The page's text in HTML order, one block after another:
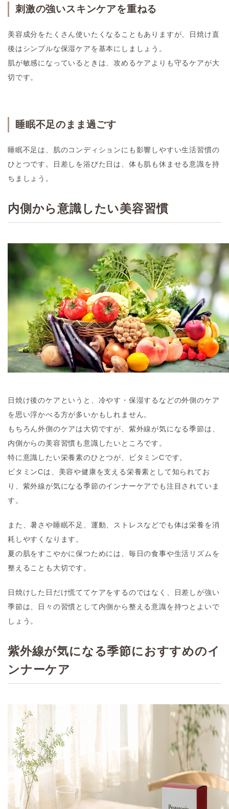
刺激の強いスキンケアを重ねる
美容成分をたくさん使いたくなることもありますが、日焼け直
後はシンプルな保湿ケアを基本にしましょう。
肌が敏感になっているときは、攻めるケアよりも守るケアが大
切です。
睡眠不足のまま過ごす
睡眠不足は、肌のコンディションにも影響しやすい生活習慣の
ひとつです。日差しを浴びた日は、体も肌も休ませる意識を持
ちましょう。
内側から意識したい美容習慣
日焼け後のケアというと、冷やす・保湿するなどの外側のケア
を思い浮かべる方が多いかもしれません。
もちろん外側のケアは大切ですが、紫外線が気になる季節は、
内側からの美容習慣も意識したいところです。
特に意識したい栄養素のひとつが、ビタミンCです。
ビタミンCは、美容や健康を支える栄養素として知られてお
り、紫外線が気になる季節のインナーケアでも注目されていま
す。
また、暑さや睡眠不足、運動、ストレスなどでも体は栄養を消
耗しやすくなります。
夏の肌をすこやかに保つためには、毎日の食事や生活リズムを
整えることも大切です。
日焼けした日だけ慌ててケアをするのではなく、日差しが強い
季節は、日々の習慣として内側から整える意識を持つとよいで
しょう。
紫外線が気になる季節におすすめのイ
ンナーケア